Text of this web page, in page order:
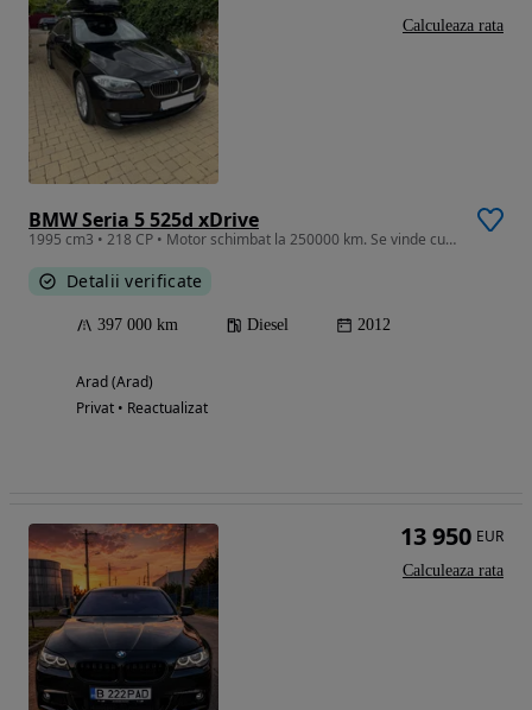
BMW Seria 5 525d xDrive
1995 cm3 • 218 CP • Motor schimbat la 250000 km. Se vinde cu Thule
Detalii verificate
397 000 km Diesel 2012
Arad (Arad)
Privat • Reactualizat
Calculeaza rata
13 950 EUR
Calculeaza rata